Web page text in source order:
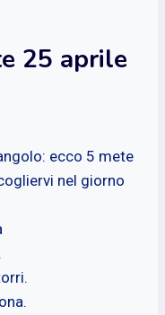
25 aprile
ecco 5 mete
nel giorno